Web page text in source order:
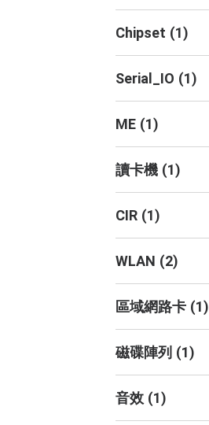
Chipset (1)
Serial_IO (1)
ME (1)
讀卡機 (1)
CIR (1)
WLAN (2)
區域網路卡 (1)
磁碟陣列 (1)
音效 (1)